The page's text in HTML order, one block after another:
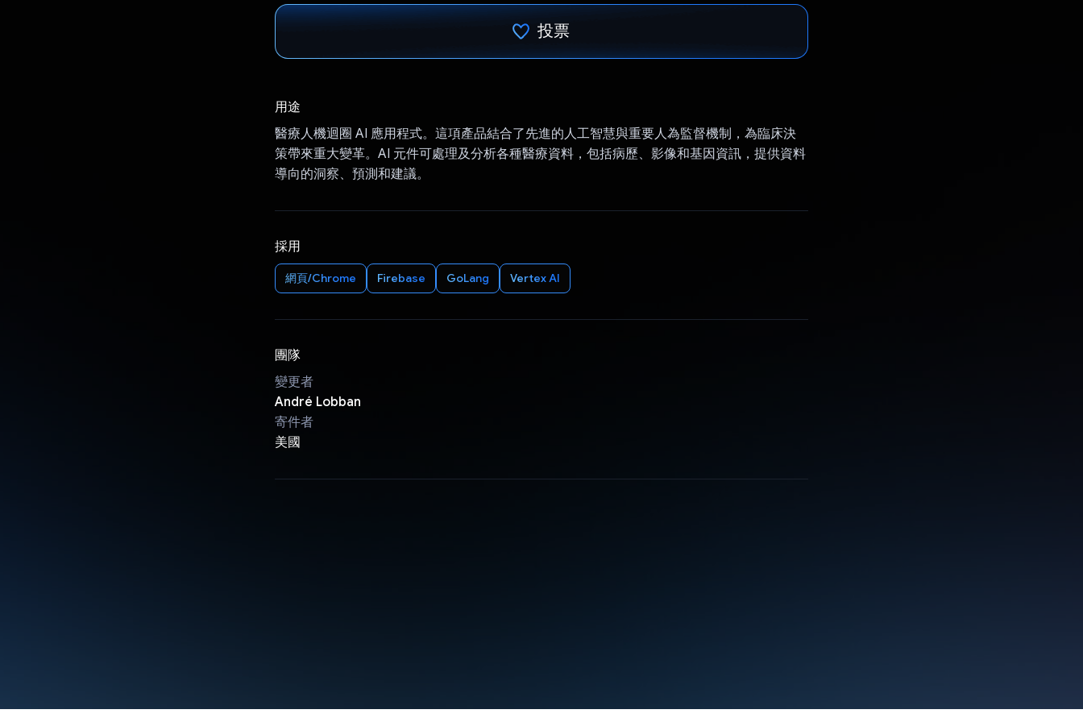
投票
用途
醫療人機迴圈 AI 應用程式。這項產品結合了先進的人工智慧與重要人為監督機制，為臨床決
策帶來重大變革。AI 元件可處理及分析各種醫療資料，包括病歷、影像和基因資訊，提供資料
導向的洞察、預測和建議。
採用
網頁/Chrome Firebase GoLang Vertex AI
團隊
變更者
André Lobban
寄件者
美國